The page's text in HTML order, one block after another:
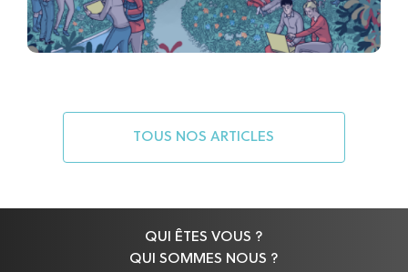
TOUS NOS ARTICLES
QUI ÊTES VOUS ?
QUI SOMMES NOUS ?